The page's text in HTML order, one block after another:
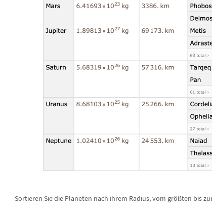
Sortieren Sie die Planeten nach ihrem Radius, vom größten bis